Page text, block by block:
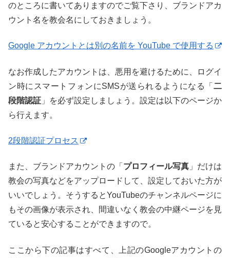
のところに書いてありますのでご覧下さり、ブランドアカ
ウント名を教会名にしておきましょう。
Google アカウントとは別の名前を YouTube で使用する
なお作成したアカウントは、悪用を避けるために、ログイ
ン時にスマートフォンにSMSが送られるようになる「 二
段階認証 」を必ず設定しましょう。設定は以下のページか
ら行えます。
2段階認証プロセス
また、ブランドアカウントの「 プロフィール写真 」だけは
教会の写真などをアップロードして、設定しておいた方が
いいでしょう。そうするとYouTubeのチャンネルページに
もその画像が表示され、間違いなく教会の中継ページを見
ていると安心することができますので。
ここから下の記事はすべて、上記のGoogleアカウントの